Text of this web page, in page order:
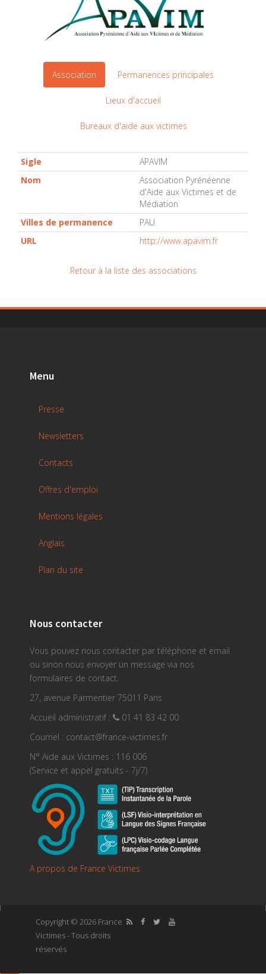
Association Permanences principales
Lieux d'accueil
Bureaux d'aide aux victimes
Sigle
APAVIM
Nom
Association Pyrénéenne
d'Aide aux Victimes et de
Médiation
Villes de permanence
PAU
URL
http://www.apavim.fr
Retour à la liste des associations
Menu
Presse
Newsletters
Contacts
Offres d'emploi
Mentions légales
Anglais
Plan du site
Nous contacter
Vous pouvez nous contacter par téléphone et email
ou sinon nous envoyer un message via nos
formulaires de contact.
27, avenue Parmentier 75011 Paris
Accueil administratif :
01 41 83 42 00
Courriel : contact@france-victimes.fr
N° Aide aux Victimes : 116 006
(Service et appel gratuits - 7j/7)
A propos de France Victimes
Copyright © 2026 France
Victimes - Tous droits
réservés